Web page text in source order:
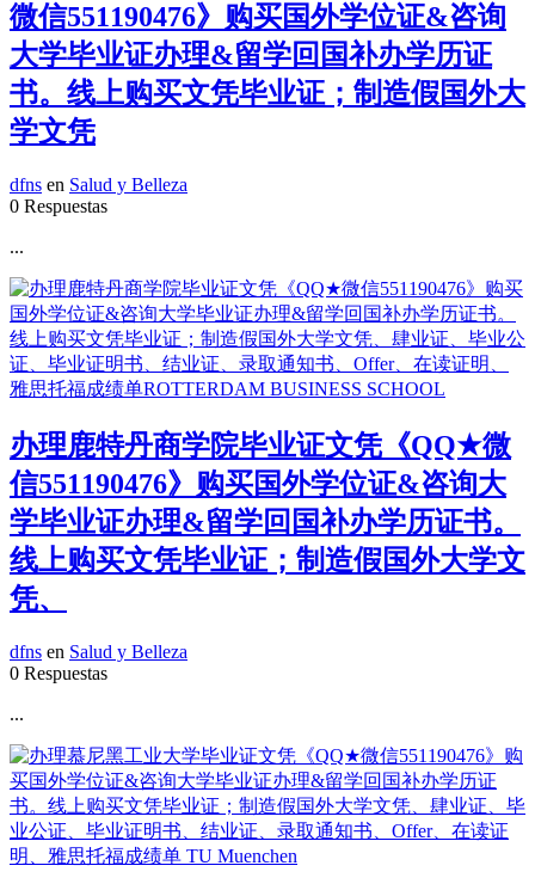
微信551190476》购买国外学位证&咨询
大学毕业证办理&留学回国补办学历证
书。线上购买文凭毕业证；制造假国外大
学文凭
dfns en Salud y Belleza
0 Respuestas
...
办理鹿特丹商学院毕业证文凭《QQ★微
信551190476》购买国外学位证&咨询大
学毕业证办理&留学回国补办学历证书。
线上购买文凭毕业证；制造假国外大学文
凭、
dfns en Salud y Belleza
0 Respuestas
...